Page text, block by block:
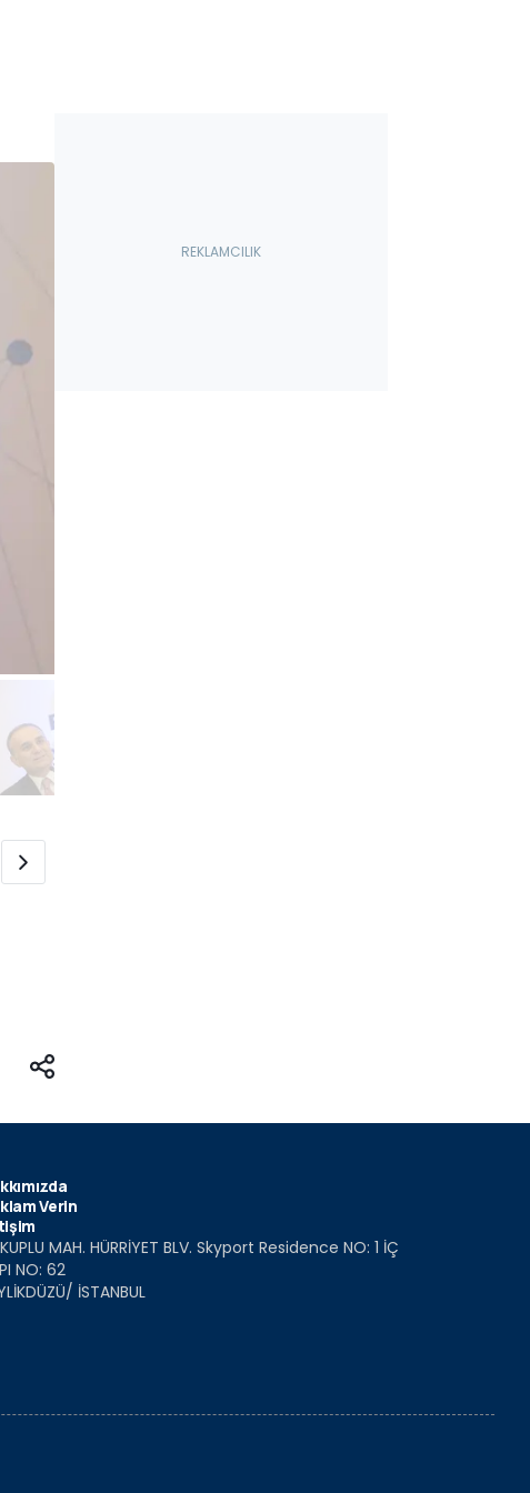
Verin
MAH. HÜRRİYET BLV. Skyport Residence NO: 1 İÇ
NO: 62
İSTANBUL